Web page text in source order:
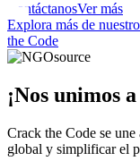
ContáctanosVer más
Explora más de
the Code
¡Nos unimos
Crack the Code se
global y simplificar el